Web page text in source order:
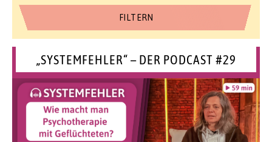
„SYSTEMFEHLER“ – DER PODCAST #29